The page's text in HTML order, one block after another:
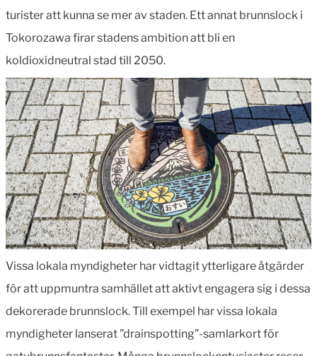
turister att kunna se mer av staden. Ett annat brunnslock i
Tokorozawa firar stadens ambition att bli en
koldioxidneutral stad till 2050.
Vissa lokala myndigheter har vidtagit ytterligare åtgärder
för att uppmuntra samhället att aktivt engagera sig i dessa
dekorerade brunnslock. Till exempel har vissa lokala
myndigheter lanserat ”drainspotting”-samlarkort för